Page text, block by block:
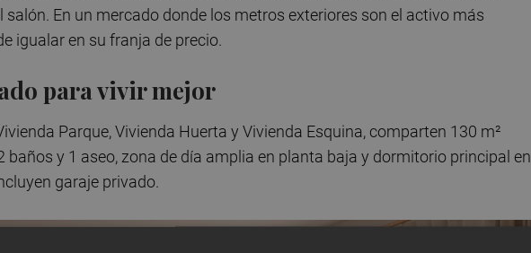
salón. En un mercado donde los metros exteriores son el activo más
igualar en su franja de precio.
para vivir mejor
Parque, Vivienda Huerta y Vivienda Esquina, comparten 130 m²
y 1 aseo, zona de día amplia en planta baja y dormitorio principal en
garaje privado.